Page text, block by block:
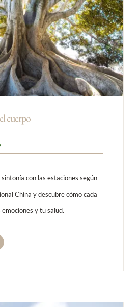
cuerpo
con las estaciones según
China y descubre cómo cada
y tu salud.